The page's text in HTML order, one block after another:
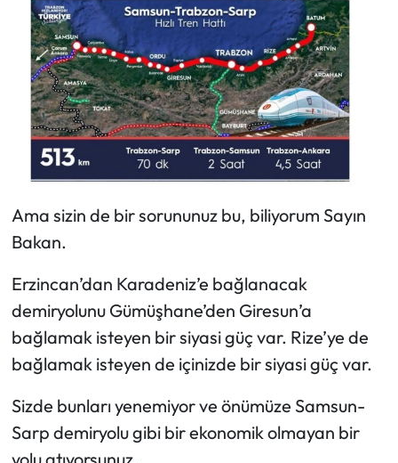
Ama sizin de bir sorununuz bu, biliyorum Sayın
Bakan.
Erzincan’dan Karadeniz’e bağlanacak
demiryolunu Gümüşhane’den Giresun’a
bağlamak isteyen bir siyasi güç var. Rize’ye de
bağlamak isteyen de içinizde bir siyasi güç var.
Sizde bunları yenemiyor ve önümüze Samsun-
Sarp demiryolu gibi bir ekonomik olmayan bir